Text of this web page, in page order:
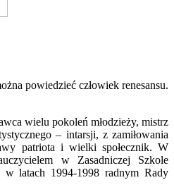
powiedzieć człowiek renesansu.
wielu pokoleń młodzieży, mistrz
– intarsji, z zamiłowania
patriota i wielki społecznik. W
w Zasadniczej Szkole
latach 1994-1998 radnym Rady